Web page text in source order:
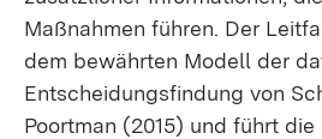
Maßnahmen führen. Der
dem bewährten Modell der
Entscheidungsfindung von
Poortman (2015) und führt